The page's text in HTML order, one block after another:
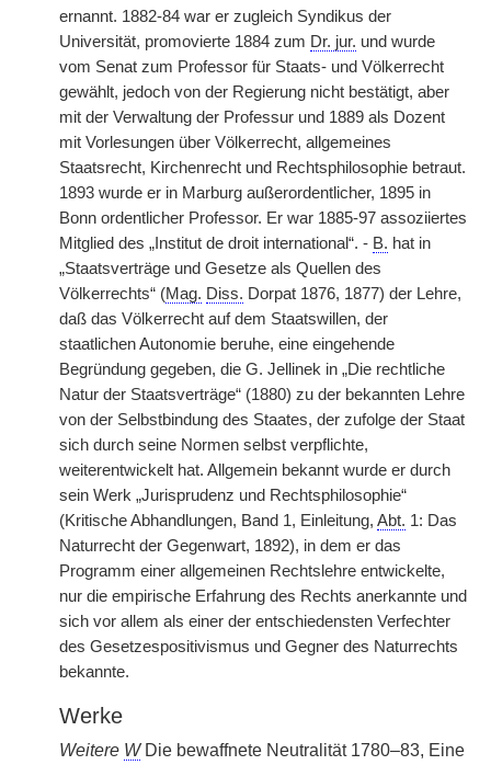
ernannt. 1882-84 war er zugleich Syndikus der
Universität, promovierte 1884 zum Dr. jur. und wurde
vom Senat zum Professor für Staats- und Völkerrecht
gewählt, jedoch von der Regierung nicht bestätigt, aber
mit der Verwaltung der Professur und 1889 als Dozent
mit Vorlesungen über Völkerrecht, allgemeines
Staatsrecht, Kirchenrecht und Rechtsphilosophie betraut.
1893 wurde er in Marburg außerordentlicher, 1895 in
Bonn ordentlicher Professor. Er war 1885-97 assoziiertes
Mitglied des „Institut de droit international“. - B. hat in
„Staatsverträge und Gesetze als Quellen des
Völkerrechts“ (Mag. Diss. Dorpat 1876, 1877) der Lehre,
daß das Völkerrecht auf dem Staatswillen, der
staatlichen Autonomie beruhe, eine eingehende
Begründung gegeben, die G. Jellinek in „Die rechtliche
Natur der Staatsverträge“ (1880) zu der bekannten Lehre
von der Selbstbindung des Staates, der zufolge der Staat
sich durch seine Normen selbst verpflichte,
weiterentwickelt hat. Allgemein bekannt wurde er durch
sein Werk „Jurisprudenz und Rechtsphilosophie“
(Kritische Abhandlungen, Band 1, Einleitung, Abt. 1: Das
Naturrecht der Gegenwart, 1892), in dem er das
Programm einer allgemeinen Rechtslehre entwickelte,
nur die empirische Erfahrung des Rechts anerkannte und
sich vor allem als einer der entschiedensten Verfechter
des Gesetzespositivismus und Gegner des Naturrechts
bekannte.
Werke
Weitere WDie bewaffnete Neutralität 1780–83, Eine